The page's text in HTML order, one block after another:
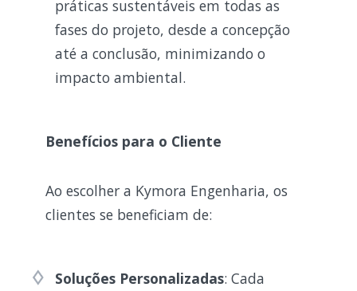
práticas sustentáveis em todas as
fases do projeto, desde a concepção
até a conclusão, minimizando o
impacto ambiental.
Benefícios para o Cliente
Ao escolher a Kymora Engenharia, os
clientes se beneficiam de:
Soluções Personalizadas: Cada